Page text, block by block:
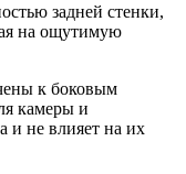
задней стенки,
на ощутимую
к боковым
камеры и
и не влияет на их